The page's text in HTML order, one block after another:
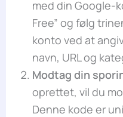
med din Google-
Free” og følg
konto ved at
navn, URL og
Modtag din
oprettet, vil du
Denne kode er